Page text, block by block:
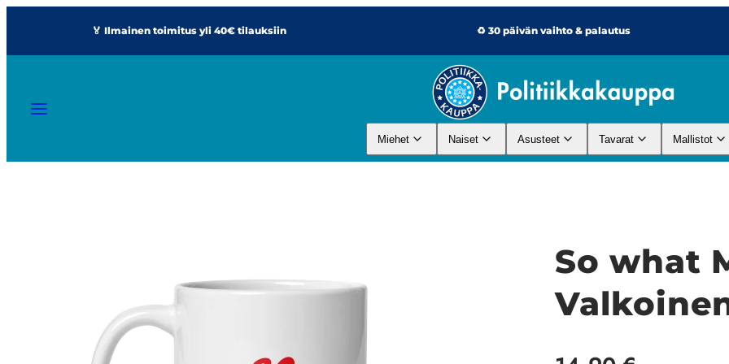
🏅 Ilmainen toimitus yli 40€ tilauksiin ♻️ 30 päivän vaihto & palautus
Miehet Naiset Asusteet Tavarat Mallistot
So what